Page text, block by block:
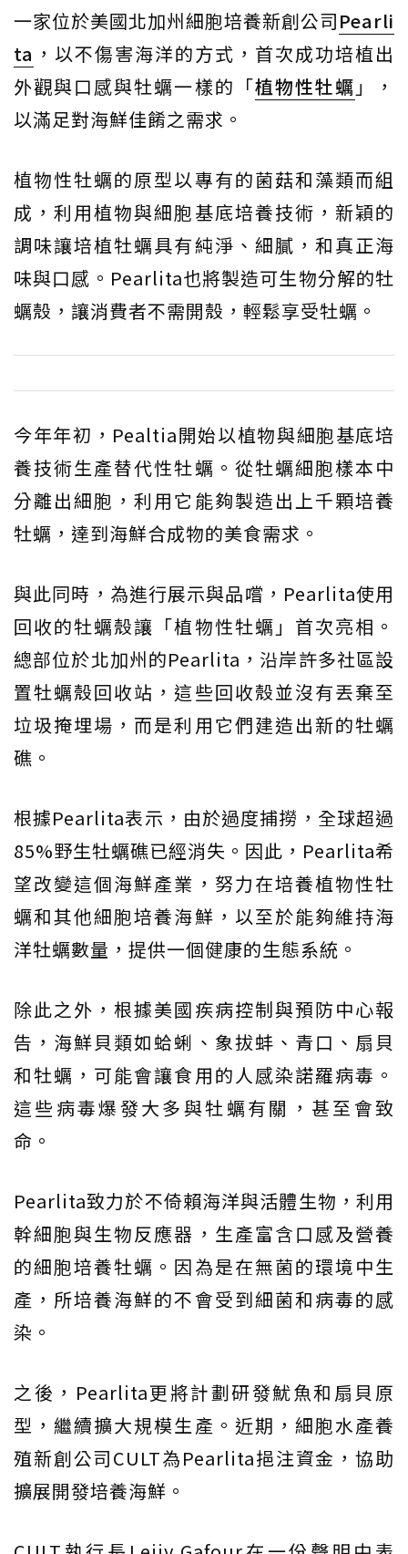
一家位於美國北加州細胞培養新創公司Pearli
ta ，以不傷害海洋的方式，首次成功培植出
外觀與口感與牡蠣一樣的「植物性牡蠣 」，
以滿足對海鮮佳餚之需求。
植物性牡蠣的原型以專有的菌菇和藻類而組
成，利用植物與細胞基底培養技術，新穎的
調味讓培植牡蠣具有純淨、細膩，和真正海
味與口感。Pearlita也將製造可生物分解的牡
蠣殼，讓消費者不需開殼，輕鬆享受牡蠣。
今年年初，Pealtia開始以植物與細胞基底培
養技術生產替代性牡蠣。從牡蠣細胞樣本中
分離出細胞，利用它能夠製造出上千顆培養
牡蠣，達到海鮮合成物的美食需求。
與此同時，為進行展示與品嚐，Pearlita使用
回收的牡蠣殼讓「植物性牡蠣」首次亮相。
總部位於北加州的Pearlita，沿岸許多社區設
置牡蠣殼回收站，這些回收殼並沒有丟棄至
垃圾掩埋場，而是利用它們建造出新的牡蠣
礁。
根據Pearlita表示，由於過度捕撈，全球超過
85%野生牡蠣礁已經消失。因此，Pearlita希
望改變這個海鮮產業，努力在培養植物性牡
蠣和其他細胞培養海鮮，以至於能夠維持海
洋牡蠣數量，提供一個健康的生態系統。
除此之外，根據美國疾病控制與預防中心報
告，海鮮貝類如蛤蜊、象拔蚌、青口、扇貝
和牡蠣，可能會讓食用的人感染諾羅病毒。
這些病毒爆發大多與牡蠣有關，甚至會致
命。
Pearlita致力於不倚賴海洋與活體生物，利用
幹細胞與生物反應器，生產富含口感及營養
的細胞培養牡蠣。因為是在無菌的環境中生
產，所培養海鮮的不會受到細菌和病毒的感
染。
之後，Pearlita更將計劃研發魷魚和扇貝原
型，繼續擴大規模生產。近期，細胞水產養
殖新創公司CULT為Pearlita挹注資金，協助
擴展開發培養海鮮。